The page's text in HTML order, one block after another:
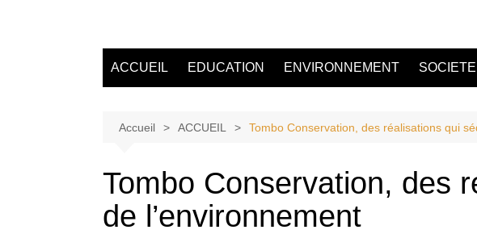
ACCUEIL EDUCATION ENVIRONNEMENT SOCIETE
Accueil ACCUEIL Tombo Conservation, des réalisations qui
Tombo Conservation, des
de l’environnement